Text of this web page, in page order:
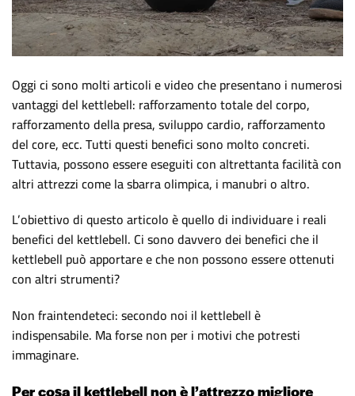
Oggi ci sono molti articoli e video che presentano i numerosi
vantaggi del kettlebell: rafforzamento totale del corpo,
rafforzamento della presa, sviluppo cardio, rafforzamento
del core, ecc. Tutti questi benefici sono molto concreti.
Tuttavia, possono essere eseguiti con altrettanta facilità con
altri attrezzi come la sbarra olimpica, i manubri o altro.
L’obiettivo di questo articolo è quello di individuare i reali
benefici del kettlebell. Ci sono davvero dei benefici che il
kettlebell può apportare e che non possono essere ottenuti
con altri strumenti?
Non fraintendeteci: secondo noi il kettlebell è
indispensabile. Ma forse non per i motivi che potresti
immaginare.
Per cosa il kettlebell non è l’attrezzo migliore